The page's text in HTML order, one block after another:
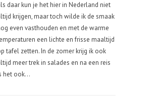
daar kun je het hier in Nederland niet
krijgen, maar toch wilde ik de smaak
even vasthouden en met de warme
een lichte en frisse maaltijd
tafel zetten. In de zomer krijg ik ook
meer trek in salades en na een reis
het ook...